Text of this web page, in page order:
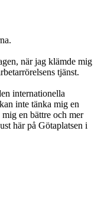
när jag klämde mig
tjänst.
internationella
inte tänka mig en
en bättre och mer
här på Götaplatsen i